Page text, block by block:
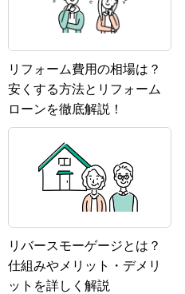
リフォーム費用の相場は？
安くする方法とリフォーム
ローンを徹底解説！
リバースモーゲージとは？
仕組みやメリット・デメリ
ットを詳しく解説